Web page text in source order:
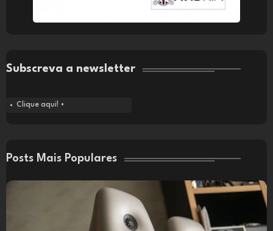
Subscreva a newsletter
Clique aqui! •
Posts Mais Populares